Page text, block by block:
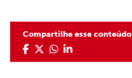
Compartilhe esse conteúdo